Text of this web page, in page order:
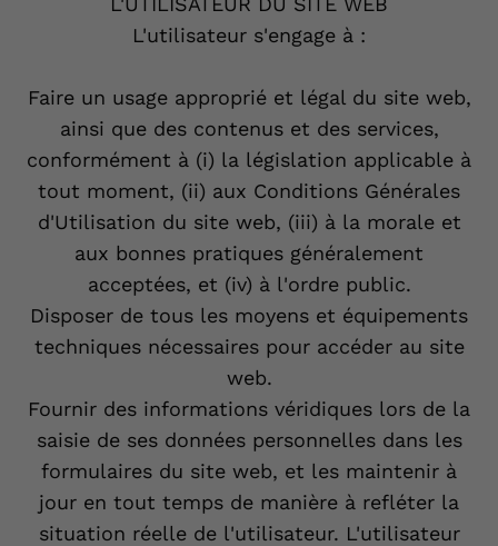
L'utilisateur s'engage à :
Faire un usage approprié et légal du site web,
ainsi que des contenus et des services,
conformément à (i) la législation applicable à
tout moment, (ii) aux Conditions Générales
d'Utilisation du site web, (iii) à la morale et
aux bonnes pratiques généralement
acceptées, et (iv) à l'ordre public.
Disposer de tous les moyens et équipements
techniques nécessaires pour accéder au site
web.
Fournir des informations véridiques lors de la
saisie de ses données personnelles dans les
formulaires du site web, et les maintenir à
jour en tout temps de manière à refléter la
situation réelle de l'utilisateur. L'utilisateur